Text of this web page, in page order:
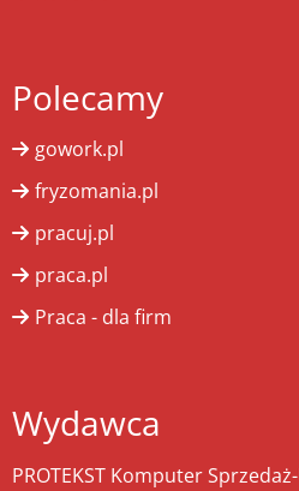
Polecamy
gowork.pl
fryzomania.pl
pracuj.pl
praca.pl
Praca - dla firm
Wydawca
PROTEKST Komputer